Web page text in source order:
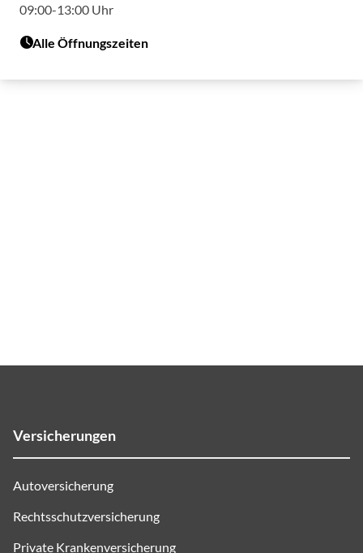
09:00-13:00 Uhr
Alle Öffnungszeiten
Versicherungen
Autoversicherung
Rechtsschutzversicherung
Private Krankenversicherung